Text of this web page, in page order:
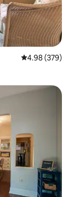
평점 4.98점(5
4.98 (379)